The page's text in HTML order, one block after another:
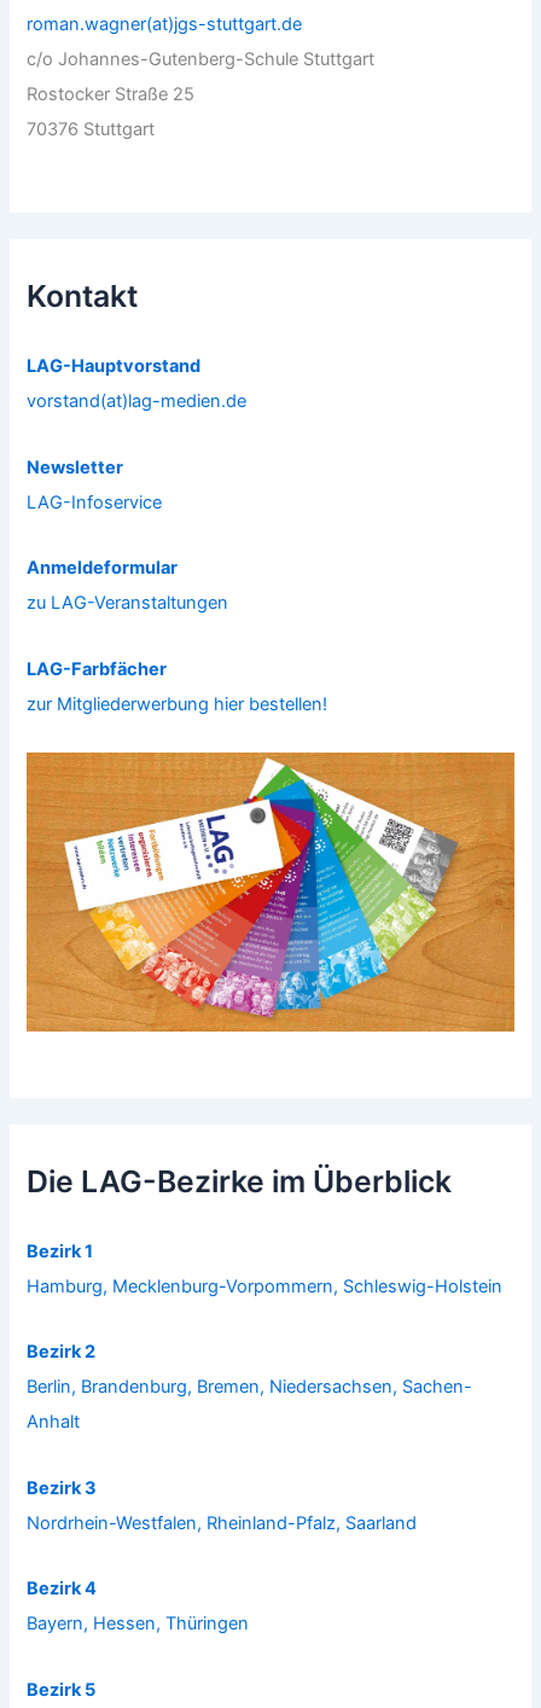
roman.wagner(at)jgs-stuttgart.de
c/o Johannes-Gutenberg-Schule Stuttgart
Rostocker Straße 25
70376 Stuttgart
Kontakt
LAG-Hauptvorstand
vorstand(at)lag-medien.de
Newsletter
LAG-Infoservice
Anmeldeformular
zu LAG-Veranstaltungen
LAG-Farbfächer
zur Mitgliederwerbung hier bestellen!
Die LAG-Bezirke im Überblick
Bezirk 1
Hamburg, Mecklenburg-Vorpommern, Schleswig-Holstein
Bezirk 2
Berlin, Brandenburg, Bremen, Niedersachsen, Sachen-
Anhalt
Bezirk 3
Nordrhein-Westfalen, Rheinland-Pfalz, Saarland
Bezirk 4
Bayern, Hessen, Thüringen
Bezirk 5